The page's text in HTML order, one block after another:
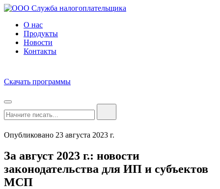
О нас
Продукты
Новости
Контакты
Скачать программы
Опубликовано 23 августа 2023 г.
За август 2023 г.: новости
законодательства для ИП и субъектов
МСП